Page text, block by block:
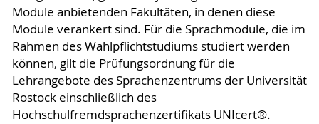
Module anbietenden Fakultäten, in denen diese
Module verankert sind. Für die Sprachmodule, die im
Rahmen des Wahlpflichtstudiums studiert werden
können, gilt die Prüfungsordnung für die
Lehrangebote des Sprachenzentrums der Universität
Rostock einschließlich des
Hochschulfremdsprachenzertifikats UNIcert®.